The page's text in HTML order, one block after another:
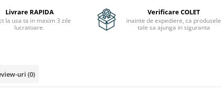
Livrare RAPIDA
la usa ta in maxim 3 zile
lucratoare.
Verificare COLET
inainte de expediere, ca produsele
tale sa ajunga in siguranta
uri (0)